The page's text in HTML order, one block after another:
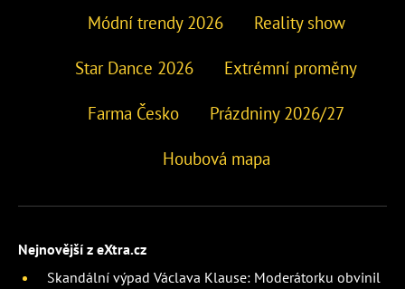
Módní trendy 2026 Reality show
Star Dance 2026 Extrémní proměny
Farma Česko Prázdniny 2026/27
Houbová mapa
Nejnovější z eXtra.cz
Skandální výpad Václava Klause: Moderátorku obvinil